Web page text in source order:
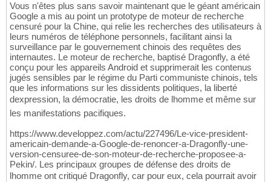
Vous n'êtes plus sans savoir maintenant que le géant américain
Google a mis au point un prototype de moteur de recherche
censuré pour la Chine, qui relie les recherches des utilisateurs à
leurs numéros de téléphone personnels, facilitant ainsi la
surveillance par le gouvernement chinois des requêtes des
internautes. Le moteur de recherche, baptisé Dragonfly, a été
conçu pour les appareils Android et supprimerait les contenus
jugés sensibles par le régime du Parti communiste chinois, tels
que les informations sur les dissidents politiques, la liberté
dexpression, la démocratie, les droits de lhomme et même sur
les manifestations pacifiques.
https://www.developpez.com/actu/227496/Le-vice-president-
americain-demande-a-Google-de-renoncer-a-Dragonfly-une-
version-censuree-de-son-moteur-de-recherche-proposee-a-
Pekin/. Les principaux groupes de défense des droits de
lhomme ont critiqué Dragonfly, car pour eux, cela pourrait avoir